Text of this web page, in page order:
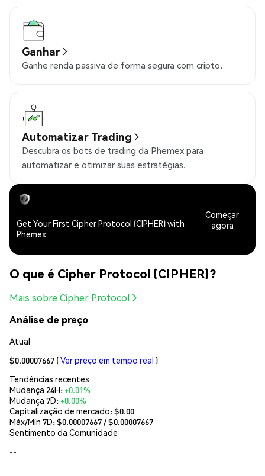
Ganhar
Ganhe renda passiva de forma segura com cripto.
Automatizar Trading
Descubra os bots de trading da Phemex para
automatizar e otimizar suas estratégias.
Get Your First Cipher Protocol (CIPHER) with
Phemex
Começar
agora
O que é Cipher Protocol (CIPHER)?
Mais sobre Cipher Protocol
Análise de preço
Atual
$0.00007667 (Ver preço em tempo real )
Tendências recentes
Mudança 24H:+0.01%
Mudança 7D:+0.00%
Capitalização de mercado:$0.00
Máx/Mín 7D: $0.00007667/ $0.00007667
Sentimento da Comunidade
--